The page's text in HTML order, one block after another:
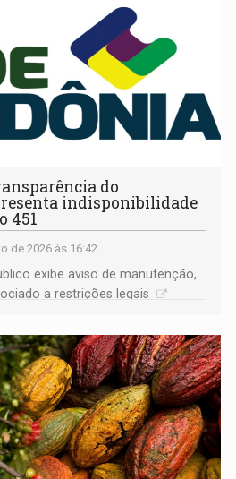
do
indisponibilidade
451
de 2026 às 16:42
exibe aviso de manutenção,
a restrições legais